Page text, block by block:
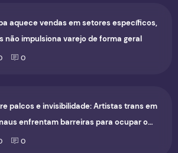
aquece vendas em setores específicos,
não impulsiona varejo de forma geral
0
palcos e invisibilidade: Artistas trans em
enfrentam barreiras para ocupar o
cultural
0